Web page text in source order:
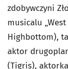
zdobywczyni
musicalu
Highbottom),
aktor
(Tigris),